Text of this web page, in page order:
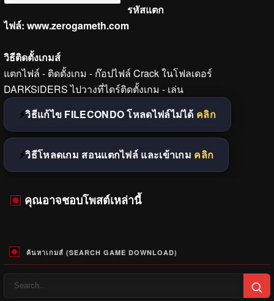
รหัสแตก
ไฟล์: www.zerogameth.com
วิธีติดตั้งเกมส์
แตกไฟล์ - ติดตั้งเกม - ก๊อปไฟล์ Crack ในโฟลเดอร์
DARKSiDERS ไปวางที่ไดร์ติดตั้งเกม - เล่น
วิธีแก้ไข FILECONDO โหลดไฟล์ไม่ได้ คลิก
วิธีโหลดเกม สอนแตกไฟล์ และเข้าเกม คลิก
คุณอาจชอบโพสต์เหล่านี้
ค้นหาเกมส์ (SEARCH GAME DOWNLOAD)